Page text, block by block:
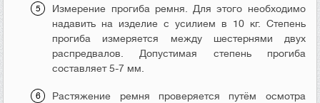
Измерение прогиба ремня. Для этого необходимо
надавить на изделие с усилием в 10 кг. Степень
прогиба измеряется между шестернями двух
распредвалов. Допустимая степень прогиба
составляет 5-7 мм.
Растяжение ремня проверяется путём осмотра